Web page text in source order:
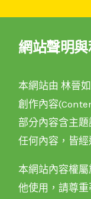
網站聲明
本網站由 林晉
創作內容
部分內容含主
任何內容，皆
本網站內容權
他使用，請尊